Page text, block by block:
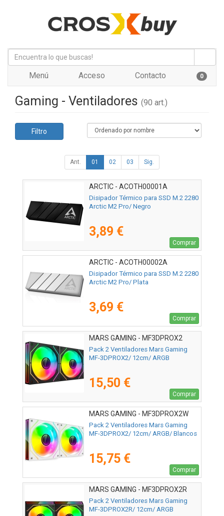
Menú Acceso Contacto 0
Gaming - Ventiladores (90 art.)
Filtro
Ant. 01 02 03 Sig.
ARCTIC - ACOTH00001A
Disipador Térmico para SSD M.2 2280
Arctic M2 Pro/ Negro
3,89 €
Comprar
ARCTIC - ACOTH00002A
Disipador Térmico para SSD M.2 2280
Arctic M2 Pro/ Plata
3,69 €
Comprar
MARS GAMING - MF3DPROX2
Pack 2 Ventiladores Mars Gaming
MF-3DPROX2/ 12cm/ ARGB
15,50 €
Comprar
MARS GAMING - MF3DPROX2W
Pack 2 Ventiladores Mars Gaming
MF-3DPROX2/ 12cm/ ARGB/ Blancos
15,75 €
Comprar
MARS GAMING - MF3DPROX2R
Pack 2 Ventiladores Mars Gaming
MF-3DPROX2R/ 12cm/ ARGB